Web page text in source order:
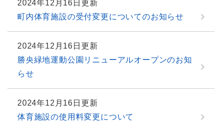
2024年12月16日更新
町内体育施設の受付変更についてのお知らせ
2024年12月16日更新
勝央緑地運動公園リニューアルオープンのお知
らせ
2024年12月16日更新
体育施設の使用料変更について